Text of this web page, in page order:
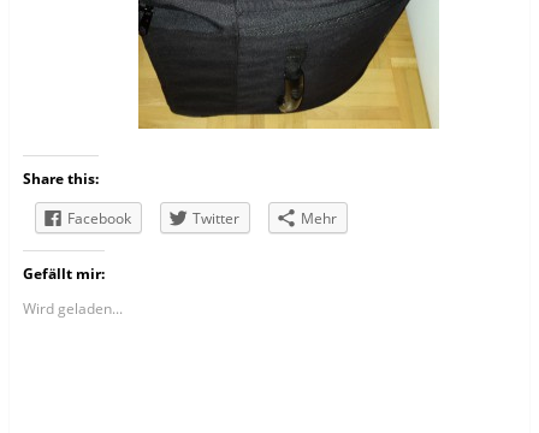
Share this:
Facebook
Twitter Mehr
Gefällt mir:
Wird geladen...